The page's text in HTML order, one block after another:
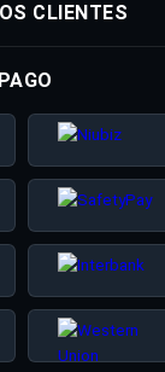
CLIENTES